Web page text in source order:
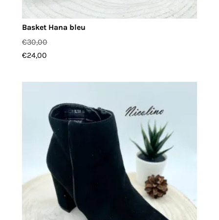
Basket Hana bleu
€30,00
€24,00